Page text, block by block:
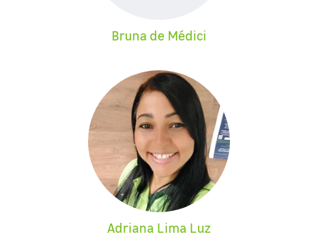
Bruna de Médici
Adriana Lima Luz